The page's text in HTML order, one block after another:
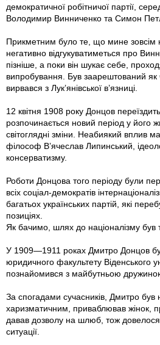
демократичної робітничої партії,
Володимир Винниченко та Симон
Прикметним було те, що мине зовсім
негативно відгукуватиметься про
пізніше, а поки він шукає себе,
випробування. Був заарештований
вирвався з Лук’янівської в’язниці.
12 квітня 1908 року Донцов
розпочинається новий період у його
світоглядні зміни. Неабиякий вплив
філософ В’ячеслав Липинський,
консерватизму.
Роботи Донцова того періоду були
всіх соціал-демократів
багатьох українських партій, які
позиціях.
Як бачимо, шлях до націоналізму був
У 1909—1911 роках Дмитро Донцов
юридичного факультету Віденського
познайомився з майбутньою
За спогадами сучасників, Дмитро був
харизматичним, приваблював жінок,
давав дозволу на шлюб, тож довелося
ситуації.